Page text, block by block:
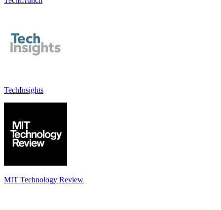
TechInsights
MIT Technology Review